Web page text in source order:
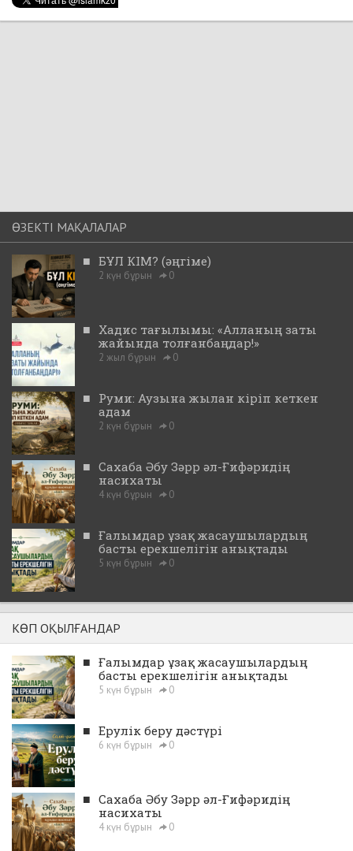
ӨЗЕКТІ МАҚАЛАЛАР
■ БҰЛ КІМ? (әңгіме)
2 күн бұрын 0
■ Хадис тағылымы: «Алланың заты
жайында толғанбаңдар!»
2 жыл бұрын 0
■ Руми: Аузына жылан кіріп кеткен
адам
2 күн бұрын 0
■ Сахаба Әбу Зәрр әл-Ғифәридің
насихаты
4 күн бұрын 0
■ Ғалымдар ұзақ жасаушылардың
басты ерекшелігін анықтады
5 күн бұрын 0
КӨП ОҚЫЛҒАНДАР
■ Ғалымдар ұзақ жасаушылардың
басты ерекшелігін анықтады
5 күн бұрын 0
■ Ерулік беру дәстүрі
6 күн бұрын 0
■ Сахаба Әбу Зәрр әл-Ғифәридің
насихаты
4 күн бұрын 0